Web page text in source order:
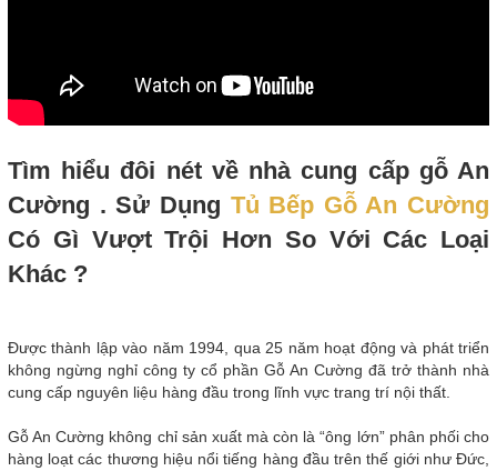
Tìm hiểu đôi nét về nhà cung cấp gỗ An
Cường . Sử Dụng Tủ Bếp Gỗ An Cường
Có Gì Vượt Trội Hơn So Với Các Loại
Khác ?
Được thành lập vào năm 1994, qua 25 năm hoạt động và phát triển
không ngừng nghỉ công ty cổ phần Gỗ An Cường đã trở thành nhà
cung cấp nguyên liệu hàng đầu trong lĩnh vực trang trí nội thất.
Gỗ An Cường không chỉ sản xuất mà còn là “ông lớn” phân phối cho
hàng loạt các thương hiệu nổi tiếng hàng đầu trên thế giới như Đức,